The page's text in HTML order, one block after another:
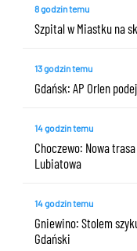
8 godzin temu
Szpital w Miastku na
13 godzin temu
Gdańsk: AP Orlen
14 godzin temu
Choczewo: Nowa
Lubiatowa
14 godzin temu
Gniewino: Stolem
Gdański